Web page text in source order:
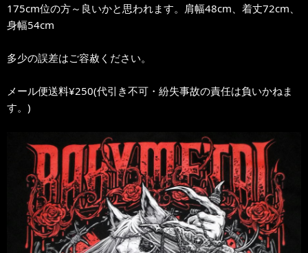
175cm位の方～良いかと思われます。肩幅48cm、着丈72cm、
身幅54cm
多少の誤差はご容赦ください。
メール便送料¥250(代引き不可・紛失事故の責任は負いかねま
す。)